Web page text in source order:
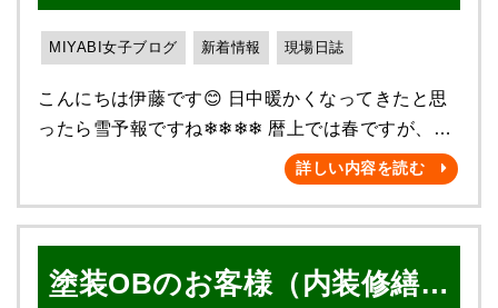
してこちらは尾形さんにて 施工させていただき無
取付商品名：シングルレバー混合水栓 LIXIL
SF-HE420SYXA Before After (トイレ水漏れ
修理はタンク内にある’’フロートゴム’’の部品を交
TF-10R-L （網戸戸車交換工事） 長年の使用によ
した！ Before After Ｋ様この度は株式会社 雅
補助金🌟はその市に特化したものが多く、 🌟国か
らの補助金🌟は制限などはあるものの、対象の皆さ
んが受け取りやすいようになっているものもヾ
予算規模、還元率の住宅省エネ2023キャンペーン
などもそうです💡💡 2050年のカーボンニュートラ
断熱性の向上や高効率給湯器などの導入を支援する
キャンペーンになります☺️ ※カーボンニュートラ
て☆彡
MIYABI女子ブログ 新着情報 現場日誌
こんにちは伊藤です😊 日中暖かくなってきたと思
ったら雪予報ですね❄❄❄❄ 暦上では春ですが、ま
だまだ寒いです🥶 温度差もすごいので、皆様体調
に気をつけましょう😄❗️ さて、今回は助成金制度
ことについて、少しだけ触れたいと思います(*’ω’*)
こちらの制度は 🌼要介護認定を受けた被保険者で
詳しい内容を読む
塗装OBのお客様（内装修繕工